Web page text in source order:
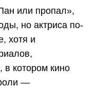
или пропал»,
но актриса по-
хотя и
в котором кино
—